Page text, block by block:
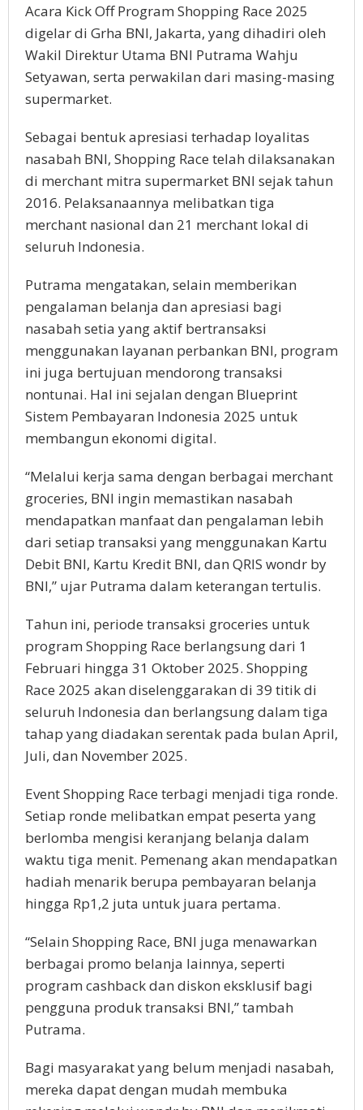
Acara Kick Off Program Shopping Race 2025
digelar di Grha BNI, Jakarta, yang dihadiri oleh
Wakil Direktur Utama BNI Putrama Wahju
Setyawan, serta perwakilan dari masing-masing
supermarket.
Sebagai bentuk apresiasi terhadap loyalitas
nasabah BNI, Shopping Race telah dilaksanakan
di merchant mitra supermarket BNI sejak tahun
2016. Pelaksanaannya melibatkan tiga
merchant nasional dan 21 merchant lokal di
seluruh Indonesia.
Putrama mengatakan, selain memberikan
pengalaman belanja dan apresiasi bagi
nasabah setia yang aktif bertransaksi
menggunakan layanan perbankan BNI, program
ini juga bertujuan mendorong transaksi
nontunai. Hal ini sejalan dengan Blueprint
Sistem Pembayaran Indonesia 2025 untuk
membangun ekonomi digital.
“Melalui kerja sama dengan berbagai merchant
groceries, BNI ingin memastikan nasabah
mendapatkan manfaat dan pengalaman lebih
dari setiap transaksi yang menggunakan Kartu
Debit BNI, Kartu Kredit BNI, dan QRIS wondr by
BNI,” ujar Putrama dalam keterangan tertulis.
Tahun ini, periode transaksi groceries untuk
program Shopping Race berlangsung dari 1
Februari hingga 31 Oktober 2025. Shopping
Race 2025 akan diselenggarakan di 39 titik di
seluruh Indonesia dan berlangsung dalam tiga
tahap yang diadakan serentak pada bulan April,
Juli, dan November 2025.
Event Shopping Race terbagi menjadi tiga ronde.
Setiap ronde melibatkan empat peserta yang
berlomba mengisi keranjang belanja dalam
waktu tiga menit. Pemenang akan mendapatkan
hadiah menarik berupa pembayaran belanja
hingga Rp1,2 juta untuk juara pertama.
“Selain Shopping Race, BNI juga menawarkan
berbagai promo belanja lainnya, seperti
program cashback dan diskon eksklusif bagi
pengguna produk transaksi BNI,” tambah
Putrama.
Bagi masyarakat yang belum menjadi nasabah,
mereka dapat dengan mudah membuka